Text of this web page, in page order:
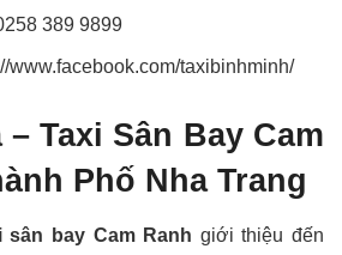
389 9899
www.facebook.com/taxibinhminh/
Taxi Sân Bay Cam
Phố Nha Trang
sân bay Cam Ranh giới thiệu đến